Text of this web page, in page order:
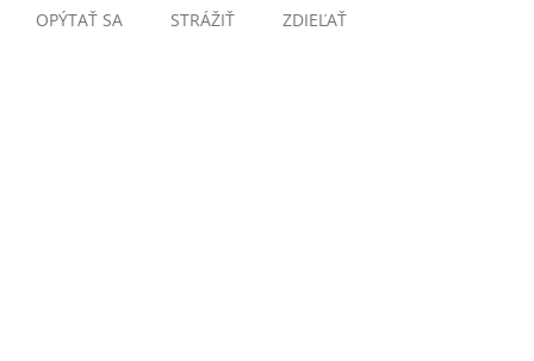
OPÝTAŤ SA STRÁŽIŤ ZDIEĽAŤ